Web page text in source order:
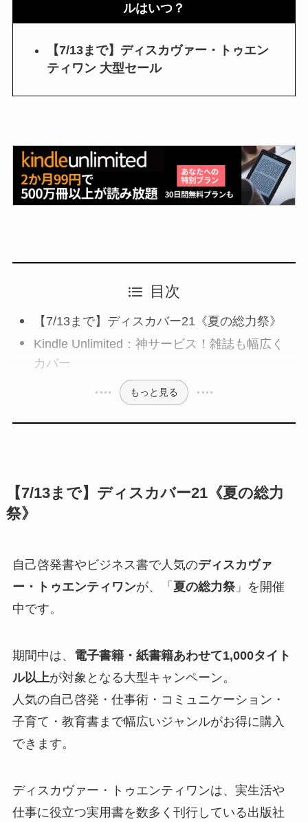
ルはいつ？
【7/13まで】ディスカヴァー・トゥエン
ティワン 大型セール
目次
【7/13まで】ディスカバー21《夏の総力祭》
Kindle Unlimited：神サービス！雑誌も幅広く
カバー
もっと見る
【7/13まで】ディスカバー21《夏の総力
祭》
自己啓発書やビジネス書で人気のディスカヴァ
ー・トゥエンティワンが、「 夏の総力祭」を開催
中です。
期間中は、 電子書籍・紙書籍あわせて1,000タイト
ル以上が対象となる大型キャンペーン。
人気の自己啓発・仕事術・コミュニケーション・
子育て・教育書まで幅広いジャンルがお得に購入
できます。
ディスカヴァー・トゥエンティワンは、実生活や
仕事に役立つ実用書を数多く刊行している出版社